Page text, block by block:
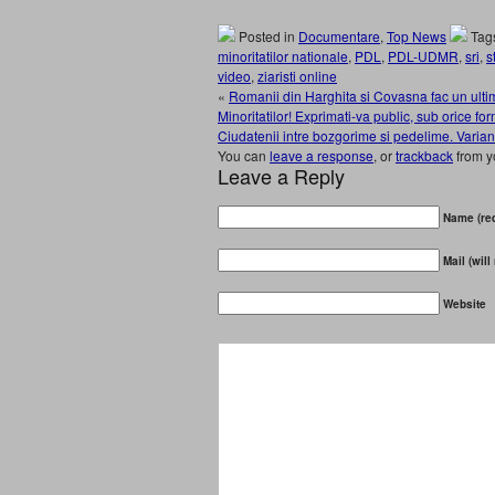
Posted in Documentare, Top News
minoritatilor nationale, PDL , PDL-UDMR, sri,
video, ziaristi online
« Romanii din Harghita si Covasna fac un
Minoritatilor! Exprimati-va public, sub orice
Ciudatenii intre bozgorime si pedelime.
You can leave a response, ortrackbackfrom
Leave a Reply
Name
Mail (will
Website